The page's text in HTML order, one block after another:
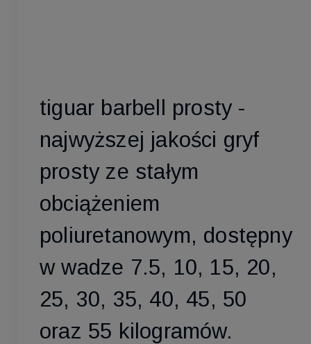
tiguar barbell prosty -
najwyższej jakości gryf
prosty ze stałym
obciążeniem
poliuretanowym, dostępny
w wadze 7.5, 10, 15, 20,
25, 30, 35, 40, 45, 50
oraz 55 kilogramów.